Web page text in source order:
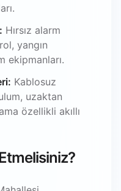
Hırsız alarm
yangın
ekipmanları.
Kablosuz
uzaktan
özellikli akıllı